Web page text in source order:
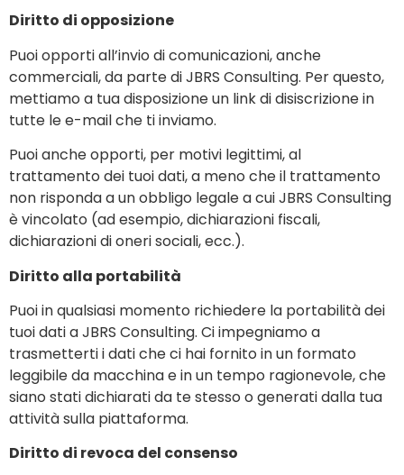
Diritto di opposizione
Puoi opporti all’invio di comunicazioni, anche
commerciali, da parte di JBRS Consulting. Per questo,
mettiamo a tua disposizione un link di disiscrizione in
tutte le e-mail che ti inviamo.
Puoi anche opporti, per motivi legittimi, al
trattamento dei tuoi dati, a meno che il trattamento
non risponda a un obbligo legale a cui JBRS Consulting
è vincolato (ad esempio, dichiarazioni fiscali,
dichiarazioni di oneri sociali, ecc.).
Diritto alla portabilità
Puoi in qualsiasi momento richiedere la portabilità dei
tuoi dati a JBRS Consulting. Ci impegniamo a
trasmetterti i dati che ci hai fornito in un formato
leggibile da macchina e in un tempo ragionevole, che
siano stati dichiarati da te stesso o generati dalla tua
attività sulla piattaforma.
Diritto di revoca del consenso